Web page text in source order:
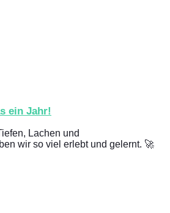
ein Jahr!
Lachen und
wir so viel erlebt und gelernt. 🚀